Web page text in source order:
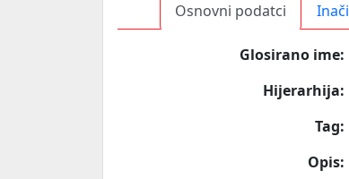
Osnovni podatci
Glosirano ime:
Hijerarhija:
Tag:
Opis: